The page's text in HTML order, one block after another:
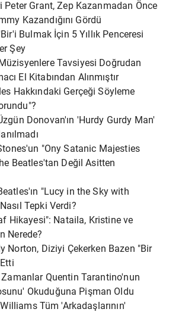
Peter Grant, Zep Kazanmadan Önce
Kazandığını Gördü
Bulmak İçin 5 Yıllık Penceresi
Şey
Tavsiyesi Doğrudan
El Kitabından Alınmıştır
Hakkındaki Gerçeği Söyleme
​​Donovan'ın 'Hurdy Gurdy Man'
"Ony Satanic Majesties
Beatles'tan Değil Asitten
"Lucy in the Sky with
Tepki Verdi?
Hikayesi": Nataila, Kristine ve
Nerede?
Norton, Diziyi Çekerken Bazen "Bir
Quentin Tarantino'nun
Okuduğuna Pişman Oldu
Tüm 'Arkadaşlarının'